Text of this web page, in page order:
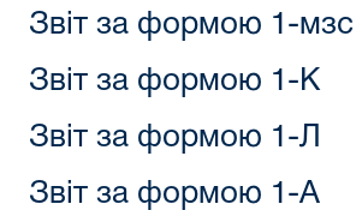
Звіт за формою 1-мзс
Звіт за формою 1-К
Звіт за формою 1-Л
Звіт за формою 1-А